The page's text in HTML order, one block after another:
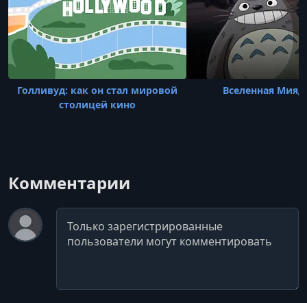
Голливуд: как он стал мировой
столицей кино
Вселенная
Комментарии
Комментарий